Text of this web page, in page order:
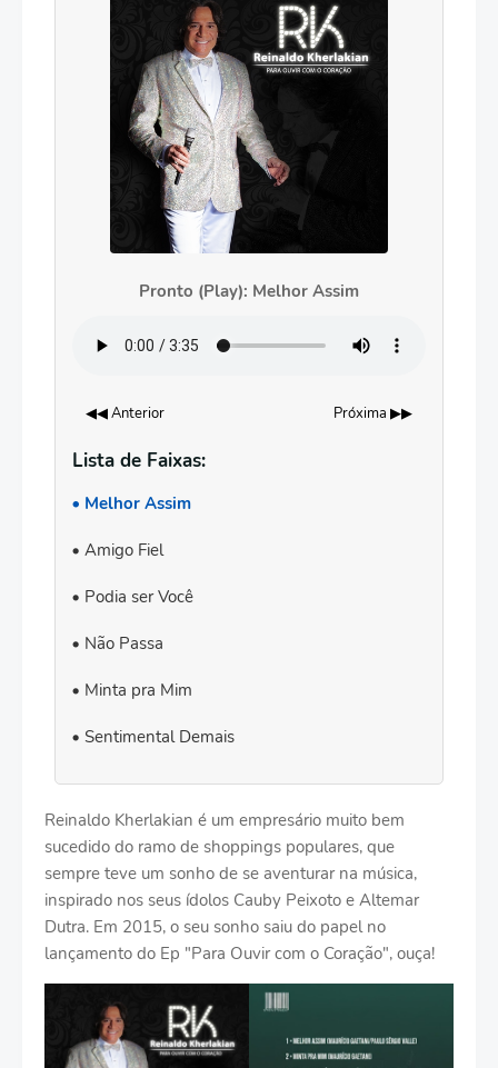
Pronto (Play): Melhor Assim
◀◀ Anterior Próxima ▶▶
Lista de Faixas:
Melhor Assim
Amigo Fiel
Podia ser Você
Não Passa
Minta pra Mim
Sentimental Demais
Reinaldo Kherlakian é um empresário muito bem
sucedido do ramo de shoppings populares, que
sempre teve um sonho de se aventurar na música,
inspirado nos seus ídolos Cauby Peixoto e Altemar
Dutra. Em 2015, o seu sonho saiu do papel no
lançamento do Ep "Para Ouvir com o Coração", ouça!